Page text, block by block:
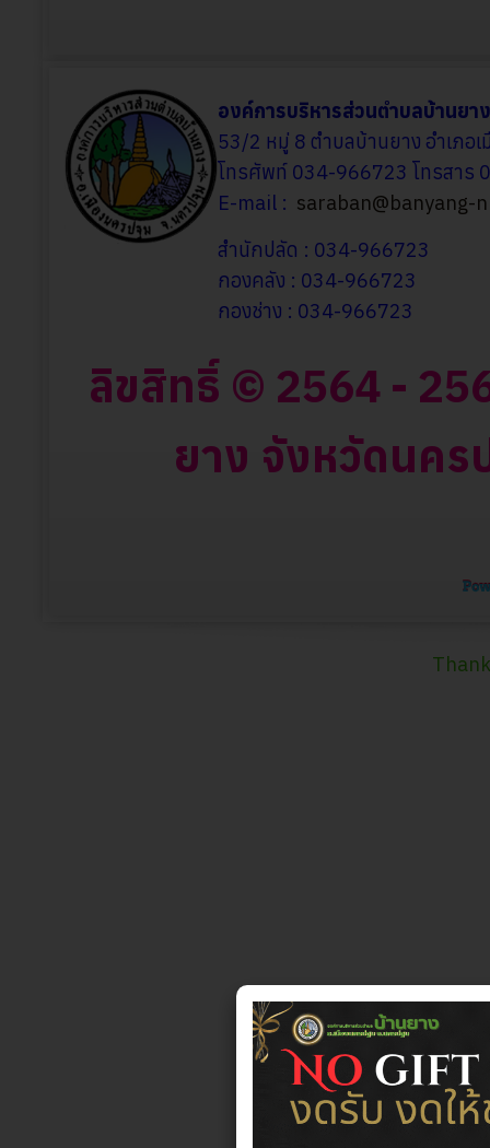
องค์การบริหารส่วนตำบลบ้านยาง
53/2 หมู่ 8 ตำบลบ้านยาง อำเภอ
โทรศัพท์ 034-966723 โทรสาร
E-mail : saraban@banyang-
สำนักปลัด : 034-966723
กองคลัง : 034-966723
กองช่าง : 034-966723
ลิขสิทธิ์ © 2564 -
ยาง จังหวัดนค